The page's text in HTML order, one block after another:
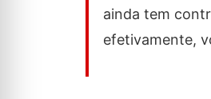
ainda tem
efetivamente,